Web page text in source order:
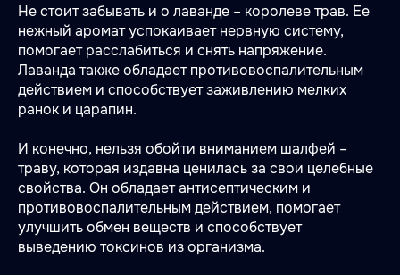
Не стоит забывать и о лаванде – королеве трав. Ее
нежный аромат успокаивает нервную систему,
помогает расслабиться и снять напряжение.
Лаванда также обладает противовоспалительным
действием и способствует заживлению мелких
ранок и царапин.
И конечно, нельзя обойти вниманием шалфей –
траву, которая издавна ценилась за свои целебные
свойства. Он обладает антисептическим и
противовоспалительным действием, помогает
улучшить обмен веществ и способствует
выведению токсинов из организма.